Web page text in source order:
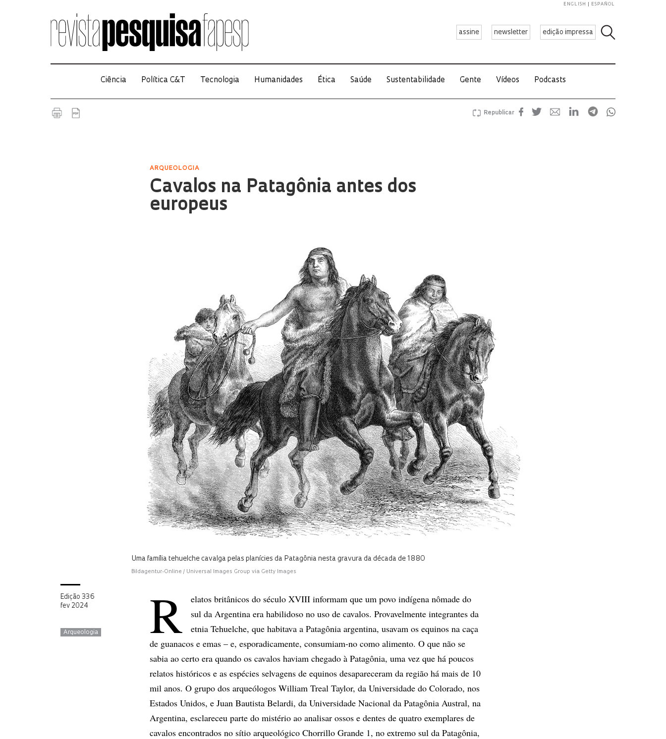
assine newsletter edição impressa
ENGLISH ESPAÑOL
Ciência Política C&T Tecnologia Humanidades Ética Saúde Sustentabilidade Gente Vídeos Podcasts
Republicar
ARQUEOLOGIA
Cavalos na Patagônia antes dos
europeus
Uma família tehuelche cavalga pelas planícies da Patagônia nesta gravura da década de 1880
Bildagentur-Online / Universal Images Group via Getty Images
Edição 336
fev 2024
Arqueologia R
elatos britânicos do século XVIII informam que um povo indígena nômade do
sul da Argentina era habilidoso no uso de cavalos. Provavelmente integrantes da
etnia Tehuelche, que habitava a Patagônia argentina, usavam os equinos na caça
de guanacos e emas – e, esporadicamente, consumiam-no como alimento. O que não se
sabia ao certo era quando os cavalos haviam chegado à Patagônia, uma vez que há poucos
relatos históricos e as espécies selvagens de equinos desapareceram da região há mais de 10
mil anos. O grupo dos arqueólogos William Treal Taylor, da Universidade do Colorado, nos
Estados Unidos, e Juan Bautista Belardi, da Universidade Nacional da Patagônia Austral, na
Argentina, esclareceu parte do mistério ao analisar ossos e dentes de quatro exemplares de
cavalos encontrados no sítio arqueológico Chorrillo Grande 1, no extremo sul da Patagônia,